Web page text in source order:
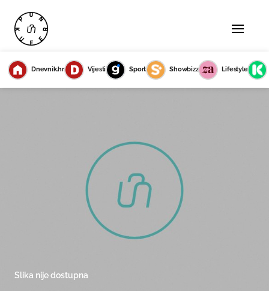
Dnevnik.hr Vijesti Sport Showbizz Lifestyle
Slika nije dostupna